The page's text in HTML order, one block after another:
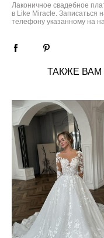
Лаконичное свадебное
в Like Miracle. Записаться
телефону указанному на
ТАКЖЕ